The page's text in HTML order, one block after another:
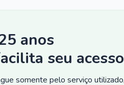
anos
seu
somente pelo serviço